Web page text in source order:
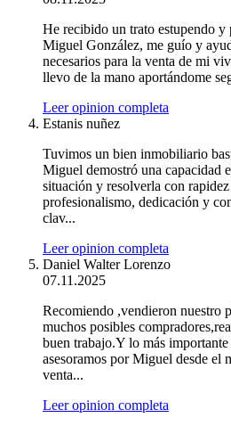
He recibido un trato estupendo y
Miguel González, me guío y
necesarios para la venta de mi
llevo de la mano aportándome
Leer opinion completa
Estanis nuñez
Tuvimos un bien inmobiliario
Miguel demostró una capacidad
situación y resolverla con
profesionalismo, dedicación y
clav...
Leer opinion completa
Daniel Walter Lorenzo
07.11.2025
Recomiendo ,vendieron nuestro
muchos posibles
buen trabajo.Y lo más
asesoramos por Miguel desde el
venta...
Leer opinion completa